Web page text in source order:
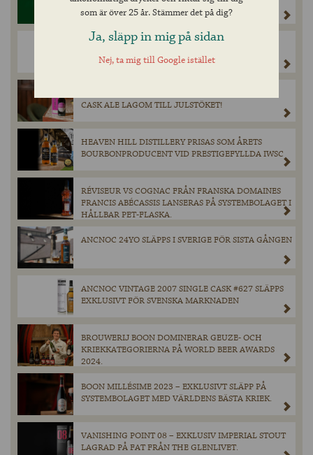
PILSENERS UNIKA PLATS I ÖLKULTUREN.
VÄRLDSPREMIÄR FÖR NYA ANCNOC 16YO SKER I
SVERIGE.
CASK ALE LAGOM TILL JULSTÖKET!
HEAVEN HILL DISTILLERY PRISAS SOM ÅRETS
BOURBONPRODUCENT VID PRESTIGEFYLLDA IWSC
RÉVISEUR VS COGNAC FRÅN FRANSKA DOMAINES
FRANCIS ABÉCASSIS LANSERAS PÅ SYSTEMBOLAGET I
HÅLLBAR PET-FLASKA.
ANCNOC 24YO SLÄPPS I SVERIGE FÖR SISTA GÅNGEN
ANCNOC VINTAGE 2007 SINGLE CASK #627 SLÄPPS
EXKLUSIVT FÖR SVENSKA MARKNADEN
BROUWERIJ BOON DOMINERAR GEUZE- OCH
KRIEKKATEGORIERNA PÅ WORLD BEER AWARDS
2024.
BOON MILLÉSIME 2023 – EXKLUSIVT SLÄPP PÅ
SYSTEMBOLAGET MED VÄRLDENS BÄSTA KRIEK.
VANISHING POINT 08 – EXKLUSIV IMPERIAL STOUT
LAGRAD PÅ FAT FRÅN THE GLENLIVET.
som är över 25 år. Stämmer det på dig?
Ja, släpp in mig på sidan
Nej, ta mig till Google istället